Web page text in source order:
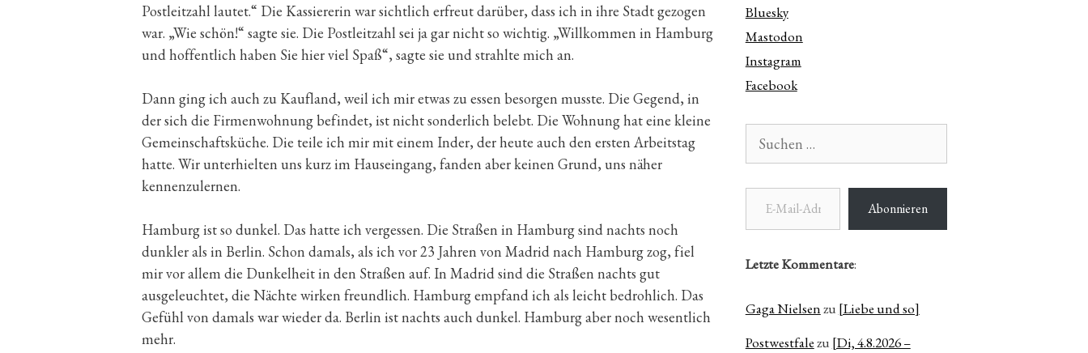
Postleitzahl lautet.“ Die Kassiererin war sichtlich erfreut darüber, dass ich in ihre Stadt gezogen
war. „Wie schön!“ sagte sie. Die Postleitzahl sei ja gar nicht so wichtig. „Willkommen in Hamburg
und hoffentlich haben Sie hier viel Spaß“, sagte sie und strahlte mich an.
Dann ging ich auch zu Kaufland, weil ich mir etwas zu essen besorgen musste. Die Gegend, in
der sich die Firmenwohnung befindet, ist nicht sonderlich belebt. Die Wohnung hat eine kleine
Gemeinschaftsküche. Die teile ich mir mit einem Inder, der heute auch den ersten Arbeitstag
hatte. Wir unterhielten uns kurz im Hauseingang, fanden aber keinen Grund, uns näher
kennenzulernen.
Hamburg ist so dunkel. Das hatte ich vergessen. Die Straßen in Hamburg sind nachts noch
dunkler als in Berlin. Schon damals, als ich vor 23 Jahren von Madrid nach Hamburg zog, fiel
mir vor allem die Dunkelheit in den Straßen auf. In Madrid sind die Straßen nachts gut
ausgeleuchtet, die Nächte wirken freundlich. Hamburg empfand ich als leicht bedrohlich. Das
Gefühl von damals war wieder da. Berlin ist nachts auch dunkel. Hamburg aber noch wesentlich
mehr.
Bluesky
Mastodon
Instagram
Facebook
nach:
E-Mail-Adresse
Abonnieren
Letzte Kommentare:
Gaga Nielsenzu [Liebe und so]
Postwestfalezu [Di, 4.8.2026 –